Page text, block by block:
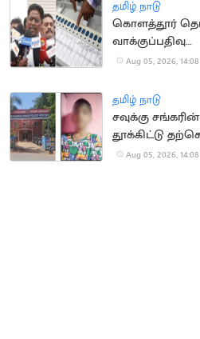
தமிழ் நாடு
கொளத்தூர்
வாக்குப்பதிவு
இயந்திரங்கள்
நிறைவு
Aug 05, 2026, 14:08
தமிழ் நாடு
சவுக்கு
தூக்கிட்டு
காரணம் என்ன?
Aug 05, 2026, 14:08